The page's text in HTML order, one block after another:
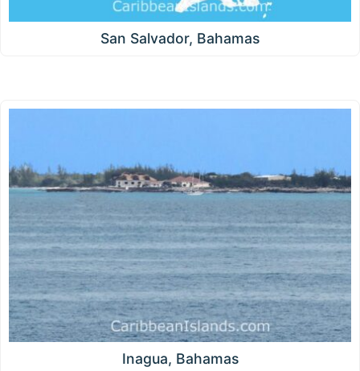
San Salvador, Bahamas
Inagua, Bahamas